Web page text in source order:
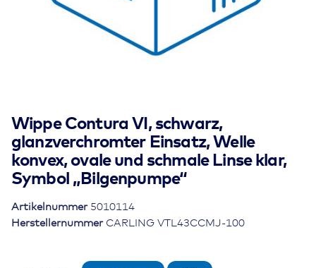
Wippe Contura VI, schwarz,
glanzverchromter Einsatz, Welle
konvex, ovale und schmale Linse klar,
Symbol „Bilgenpumpe“
Herstellernummer CARLING VTL43CCMJ-100
Artikelnummer 5010114